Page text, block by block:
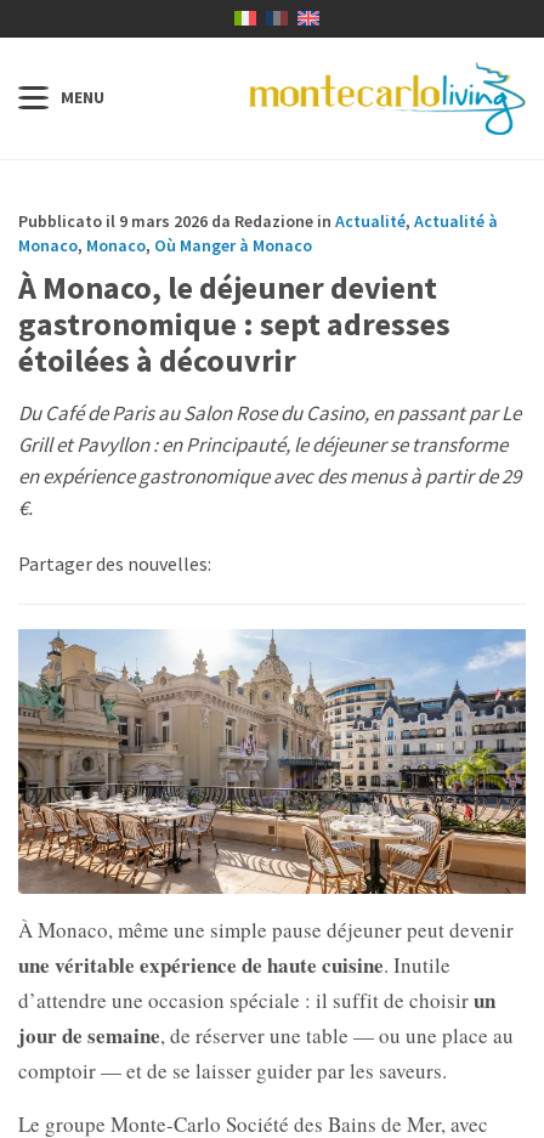
Pubblicato il 9 mars 2026 da Redazione in Actualité, Actualité à
Monaco, Monaco, Où Manger à Monaco
À Monaco, le déjeuner devient
gastronomique : sept adresses
étoilées à découvrir
Du Café de Paris au Salon Rose du Casino, en passant par Le
Grill et Pavyllon : en Principauté, le déjeuner se transforme
en expérience gastronomique avec des menus à partir de 29
€.
Partager des nouvelles:
À Monaco, même une simple pause déjeuner peut devenir
une véritable expérience de haute cuisine. Inutile
d’attendre une occasion spéciale : il suffit de choisirun
jour de semaine, de réserver une table — ou une place au
comptoir — et de se laisser guider par les saveurs.
Le groupe Monte-Carlo Société des Bains de Mer, avec